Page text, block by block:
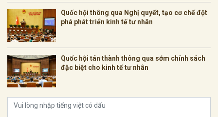
Quốc hội thông qua Nghị quyết, tạo cơ chế đột
phá phát triển kinh tế tư nhân
Quốc hội tán thành thông qua sớm chính sách
đặc biệt cho kinh tế tư nhân